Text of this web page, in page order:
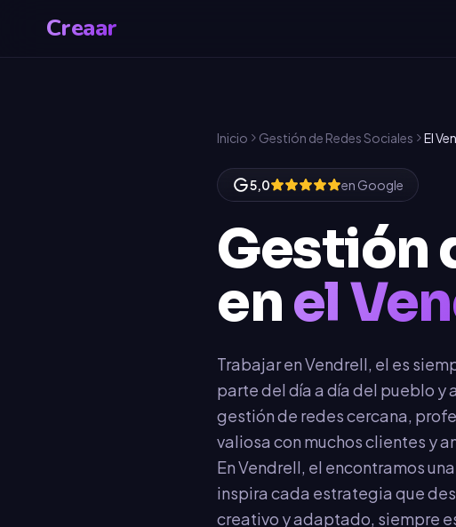
Creaar
Inicio Gestión de Redes Sociales El
5,0 en Google
Gestión
enel
Trabajar en Vendrell, el es
parte del día a día del pueblo y
gestión de redes cercana,
valiosa con muchos clientes y
En Vendrell, el encontramos
inspira cada estrategia que
creativo y adaptado, siempre